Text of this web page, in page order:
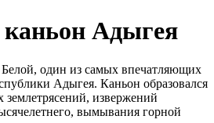
Адыгея
один из самых впечатляющих
Адыгея. Каньон образовался
землетрясений, извержений
вымывания горной